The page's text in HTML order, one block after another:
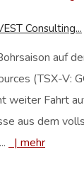
Consulting...
auf
(TSX-V:
weiter Fahrt
aus dem
| mehr